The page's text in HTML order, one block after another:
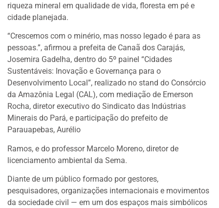
riqueza mineral em qualidade de vida, floresta em pé e
cidade planejada.
“Crescemos com o minério, mas nosso legado é para as
pessoas.”, afirmou a prefeita de Canaã dos Carajás,
Josemira Gadelha, dentro do 5º painel “Cidades
Sustentáveis: Inovação e Governança para o
Desenvolvimento Local”, realizado no stand do Consórcio
da Amazônia Legal (CAL), com mediação de Emerson
Rocha, diretor executivo do Sindicato das Indústrias
Minerais do Pará, e participação do prefeito de
Parauapebas, Aurélio
Ramos, e do professor Marcelo Moreno, diretor de
licenciamento ambiental da Sema.
Diante de um público formado por gestores,
pesquisadores, organizações internacionais e movimentos
da sociedade civil — em um dos espaços mais simbólicos